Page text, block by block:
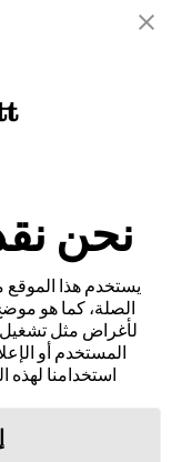
نحن
يستخدم هذا الموقع
الصلة، كما هو
لأغراض مثل تشغيل
المستخدم أو
استخدامنا لهذه